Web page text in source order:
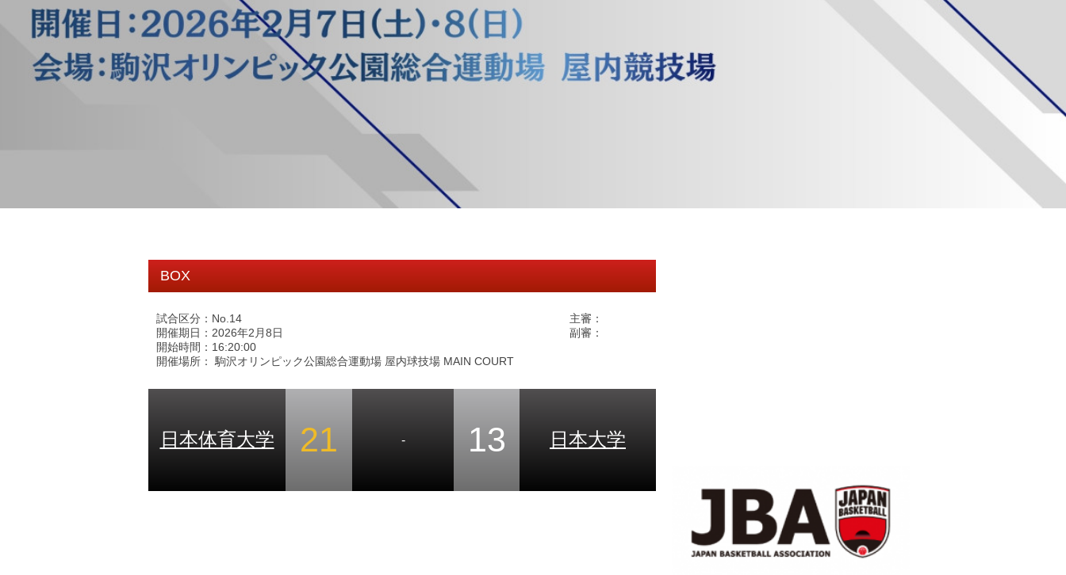
BOX
試合区分：No.14
開催期日：2026年2月8日
開始時間：16:20:00
開催場所： 駒沢オリンピック公園総合運動場 屋内球技場 MAIN COURT
主審：
副審：
日本体育大学 21 - 13 日本大学